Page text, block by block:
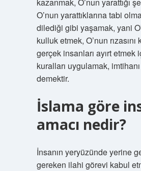
O’nun yarattıklarına tabi
dilediği gibi yaşamak, yani
kulluk etmek, O’nun
gerçek insanları ayırt etmek
kuralları uygulamak,
demektir.
İslama göre
amacı nedir?
İnsanın yeryüzünde yerine
gereken ilahi görevi kabul